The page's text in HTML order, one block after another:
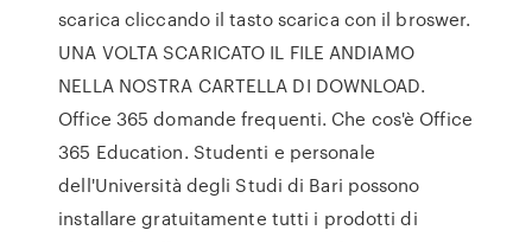
scarica cliccando il tasto scarica con il broswer.
UNA VOLTA SCARICATO IL FILE ANDIAMO
NELLA NOSTRA CARTELLA DI DOWNLOAD.
Office 365 domande frequenti. Che cos'è Office
365 Education. Studenti e personale
dell'Università degli Studi di Bari possono
installare gratuitamente tutti i prodotti di